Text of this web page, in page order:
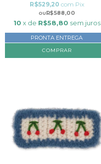
R$588,00
R$529,20 com Pix
10 x de R$58,80 sem juros
PRONTA ENTREGA
COMPRAR